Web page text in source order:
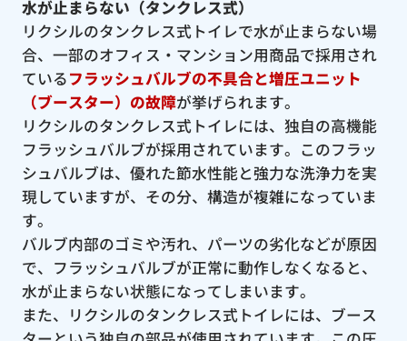
水が止まらない（タンクレス式）
リクシルのタンクレス式トイレで水が止まらない場
合、一部のオフィス・マンション用商品で採用され
ているフラッシュバルブの不具合と増圧ユニット
（ブースター）の故障が挙げられます。
リクシルのタンクレス式トイレには、独自の高機能
フラッシュバルブが採用されています。このフラッ
シュバルブは、優れた節水性能と強力な洗浄力を実
現していますが、その分、構造が複雑になっていま
す。
バルブ内部のゴミや汚れ、パーツの劣化などが原因
で、フラッシュバルブが正常に動作しなくなると、
水が止まらない状態になってしまいます。
また、リクシルのタンクレス式トイレには、ブース